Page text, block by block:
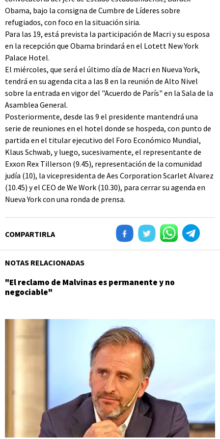
Obama, bajo la consigna de Cumbre de Líderes sobre
refugiados, con foco en la situación siria.
Para las 19, está prevista la participación de Macri y su esposa
en la recepción que Obama brindará en el Lotett New York
Palace Hotel.
El miércoles, que será el último día de Macri en Nueva York,
tendrá en su agenda cita a las 8 en la reunión de Alto Nivel
sobre la entrada en vigor del "Acuerdo de París" en la Sala de la
Asamblea General.
Posteriormente, desde las 9 el presidente mantendrá una
serie de reuniones en el hotel donde se hospeda, con punto de
partida en el titular ejecutivo del Foro Económico Mundial,
Klaus Schwab, y luego, sucesivamente, el representante de
Exxon Rex Tillerson (9.45), representación de la comunidad
judía (10), la vicepresidenta de Aes Corporation Scarlet Alvarez
(10.45) y el CEO de We Work (10.30), para cerrar su agenda en
Nueva York con una ronda de prensa.
COMPARTIRLA
NOTAS RELACIONADAS
"El reclamo de Malvinas es permanente y no
negociable"